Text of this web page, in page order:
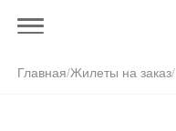
Главная/Жилеты на заказ/